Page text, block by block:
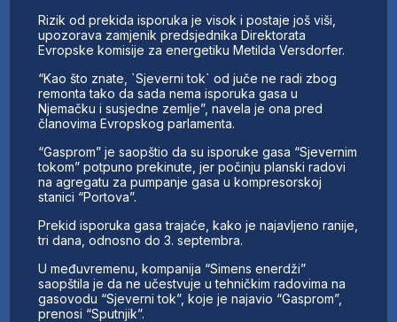
Rizik od prekida isporuka je visok i postaje još viši,
upozorava zamjenik predsjednika Direktorata
Evropske komisije za energetiku Metilda Versdorfer.
“Kao što znate, `Sjeverni tok` od juče ne radi zbog
remonta tako da sada nema isporuka gasa u
Njemačku i susjedne zemlje”, navela je ona pred
članovima Evropskog parlamenta.
“Gasprom” je saopštio da su isporuke gasa “Sjevernim
tokom” potpuno prekinute, jer počinju planski radovi
na agregatu za pumpanje gasa u kompresorskoj
stanici “Portova”.
Prekid isporuka gasa trajaće, kako je najavljeno ranije,
tri dana, odnosno do 3. septembra.
U međuvremenu, kompanija “Simens enerdži”
saopštila je da ne učestvuje u tehničkim radovima na
gasovodu “Sjeverni tok”, koje je najavio “Gasprom”,
prenosi “Sputnjik”.